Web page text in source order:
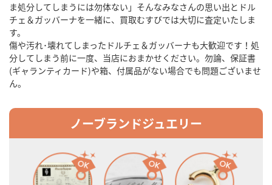
ま処分してしまうには勿体ない」そんなみなさんの思い出とドル
チェ＆ガッバーナを一緒に、買取むすびでは大切に査定いたしま
す。
傷や汚れ･壊れてしまったドルチェ＆ガッバーナも大歓迎です！処
分してしまう前に一度、当店におまかせください。勿論、保証書
(ギャランティカード)や箱、付属品がない場合でも問題ございませ
ん。
ノーブランドジュエリー